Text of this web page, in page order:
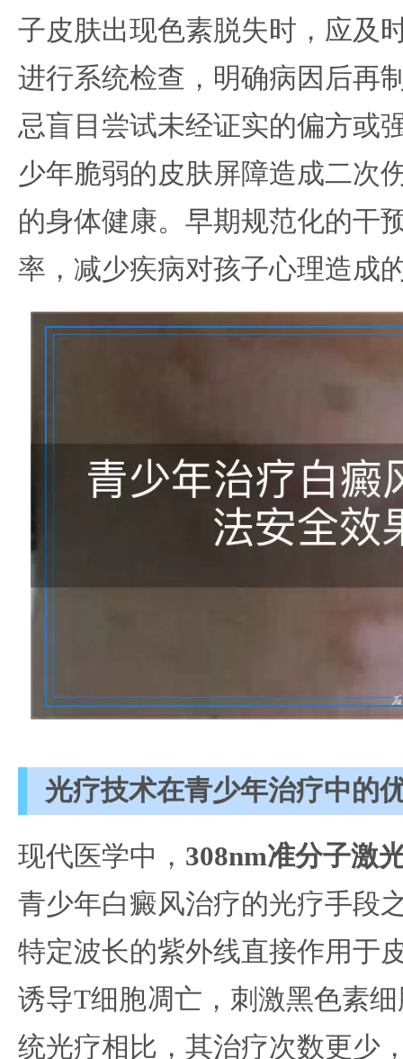
子皮肤出现色素脱失时，应及
进行系统检查，明确病因后再
忌盲目尝试未经证实的偏方或
少年脆弱的皮肤屏障造成二次
的身体健康。早期规范化的干
率，减少疾病对孩子心理造成
光疗技术在青少年治疗中的
现代医学中， 308nm准分子激
青少年白癜风治疗的光疗手段
特定波长的紫外线直接作用于
诱导T细胞凋亡，刺激黑色素
统光疗相比，其治疗次数更少